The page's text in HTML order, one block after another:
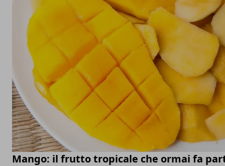
Mango: il frutto tropicale che ormai fa